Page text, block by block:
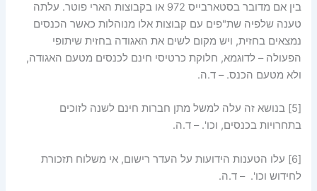
בין אם מדובר בסטארבייס 972 או בקבוצות הארי פוטר. עלתה
טענה שלפיה שת"פים עם קבוצות אלו מנוהלות כאשר הכנסים
נמצאים בחזית, ויש מקום לשים את האגודה בחזית שיתופי
הפעולה – לדוגמא, חלוקת כרטיסי חינם לכנסים מטעם האגודה,
ולא מטעם הכנס. – ד.ה.
[5]
בנושא זה עלה למשל מתן חברות חינם לשנה לזוכים
בתחרויות בכנסים, וכו'. – ד.ה.
[6]
עלו הטענות הידועות על העדר רישום, אי משלוח תזכורת
לחידוש וכו'. – ד.ה.